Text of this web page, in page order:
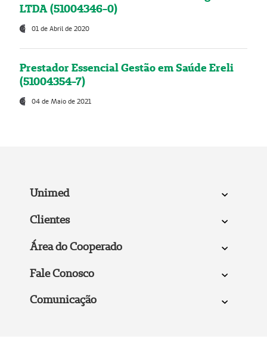
LTDA (51004346-0)
01 de Abril de 2020
Prestador Essencial Gestão em Saúde Ereli
(51004354-7)
04 de Maio de 2021
Unimed
Clientes
Área do Cooperado
Fale Conosco
Comunicação